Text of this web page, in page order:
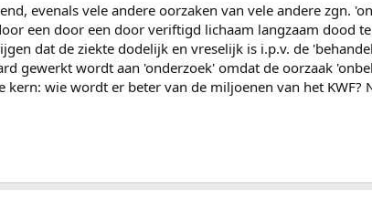
evenals vele andere oorzaken van vele andere zgn.
een door een door veriftigd lichaam langzaam dood
dat de ziekte dodelijk en vreselijk is i.p.v. de
gewerkt wordt aan 'onderzoek' omdat de oorzaak
kern: wie wordt er beter van de miljoenen van het KWF?